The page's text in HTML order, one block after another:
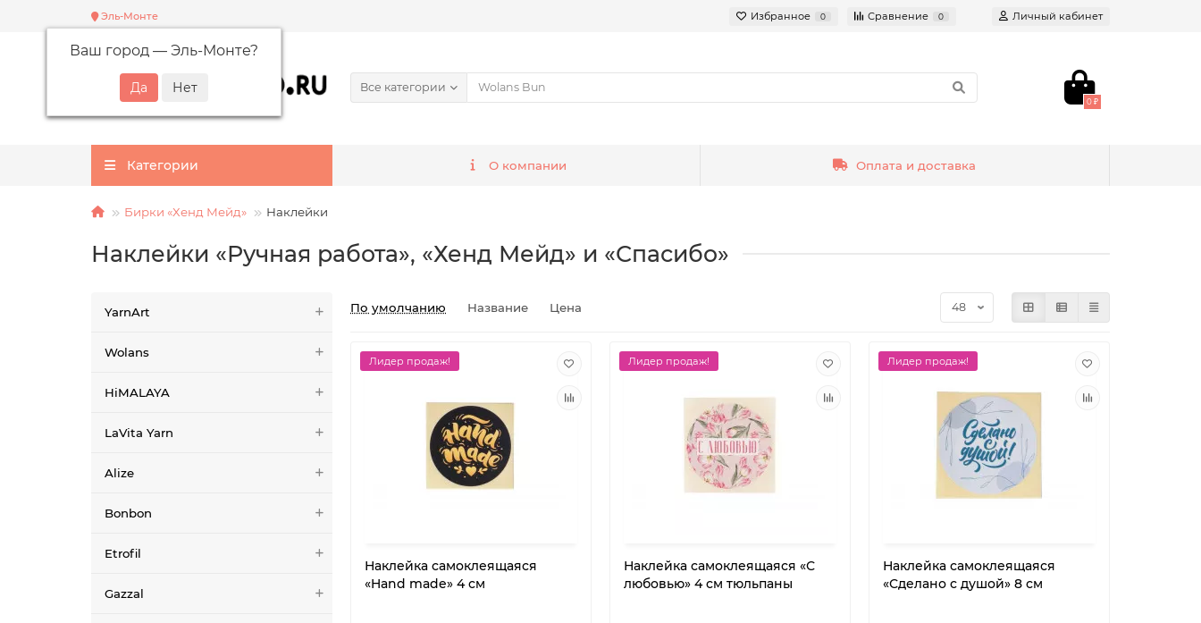
Эль-Монте
Ваш город — Эль-Монте?
Избранное 0 Сравнение 0 Личный кабинет
Все категории
0 ₽
Категории О компании Оплата и доставка
Бирки «Хенд Мейд» Наклейки
Наклейки «Ручная работа», «Хенд Мейд» и «Спасибо»
YarnArt
Wolans
HiMALAYA
LaVita Yarn
Alize
Bonbon
Etrofil
Gazzal
По умолчанию Название Цена
Лидер продаж!
Наклейка самоклеящаяся
«Hand made» 4 см
Лидер продаж!
Наклейка самоклеящаяся «С
любовью» 4 см тюльпаны
Лидер продаж!
Наклейка самоклеящаяся
«Сделано с душой» 8 см